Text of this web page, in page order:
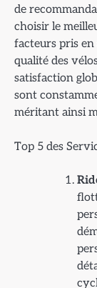
de
choisir le
facteurs pris
qualité des
satisfaction
sont
méritant ainsi
Top 5 des